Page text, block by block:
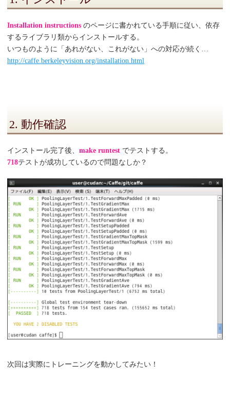
Installation instructions のページに書かれている手順に従い、依存
するライブラリ類からインストールする。
いつものように「あれがない、これがない」への対応が続く…
http://caffe.berkeleyvision.org/installation.html
2. 動作確認
インストール完了後、 make runtest でテストする。
718テストが成功しているので問題なしか？
次回は実際にトレーニングを動かしてみたい！